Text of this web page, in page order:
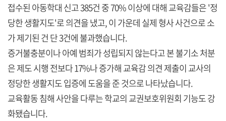
접수된 아동학대 신고 385건 중 70% 이상에 대해 교육감들은 '정
당한 생활지도'로 의견을 냈고, 이 가운데 실제 형사 사건으로 소
가 제기된 건 단 3건에 불과했습니다.
증거불충분이나 아예 범죄가 성립되지 않는다고 본 불기소 처분
은 제도 시행 전보다 17%나 증가해 교육감 의견 제출이 교사의
정당한 생활지도 입증에 도움을 준 것으로 나타났습니다.
교육활동 침해 사안을 다루는 학교의 교권보호위원회 기능도 강
화됐습니다.